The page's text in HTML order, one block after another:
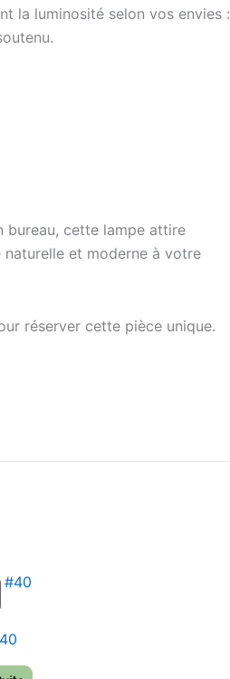
la luminosité selon vos envies :
bureau, cette lampe attire
et moderne à votre
réserver cette pièce unique.